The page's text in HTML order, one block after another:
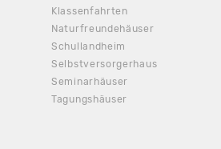
Klassenfahrten
Naturfreundehäuser
Schullandheim
Selbstversorgerhaus
Seminarhäuser
Tagungshäuser